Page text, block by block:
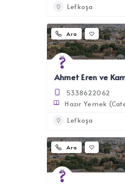
Lefkoşa
Ara
Ahmet Eren ve
5338622062
Hazır Yemek
Lefkoşa
Ara